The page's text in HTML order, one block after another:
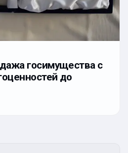
госимущества с
до